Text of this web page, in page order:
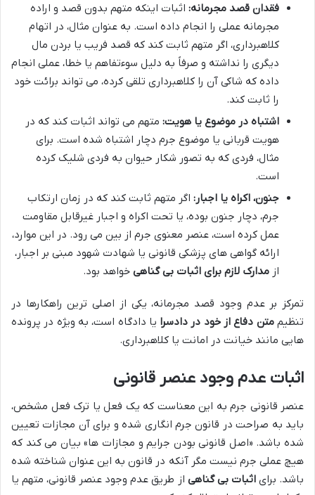
فقدان قصد مجرمانه: اثبات اینکه متهم بدون قصد و اراده
مجرمانه عملی را انجام داده است. به عنوان مثال، در اتهام
کلاهبرداری، اگر متهم ثابت کند که قصد فریب یا بردن مال
دیگری را نداشته و صرفاً به دلیل سوءتفاهم یا خطا، عملی انجام
داده که شاکی آن را کلاهبرداری تلقی کرده، می تواند برائت خود
را ثابت کند.
اشتباه در موضوع یا هویت: متهم می تواند اثبات کند که در
هویت قربانی یا موضوع جرم دچار اشتباه شده است. برای
مثال، فردی که به تصور شکار حیوان به فردی شلیک کرده
است.
جنون، اکراه یا اجبار: اگر متهم ثابت کند که در زمان ارتکاب
جرم، دچار جنون بوده، یا تحت اکراه و اجبار غیرقابل مقاومت
عمل کرده است، عنصر معنوی جرم از بین می رود. در این موارد،
ارائه گواهی های پزشکی قانونی یا شهادت شهود مبنی بر اجبار،
از مدارک لازم برای اثبات بی گناهی خواهد بود.
تمرکز بر عدم وجود قصد مجرمانه، یکی از اصلی ترین راهکارها در
تنظیممتن دفاع از خود در دادسرا یا دادگاه است، به ویژه در پرونده
هایی مانند خیانت در امانت یا کلاهبرداری.
اثبات عدم وجود عنصر قانونی
عنصر قانونی جرم به این معناست که یک فعل یا ترک فعل مشخص،
باید به صراحت در قانون جرم انگاری شده و برای آن مجازات تعیین
شده باشد. «اصل قانونی بودن جرایم و مجازات ها» بیان می کند که
هیچ عملی جرم نیست مگر آنکه در قانون به این عنوان شناخته شده
باشد. برایاثبات بی گناهی از طریق عدم وجود عنصر قانونی، متهم یا